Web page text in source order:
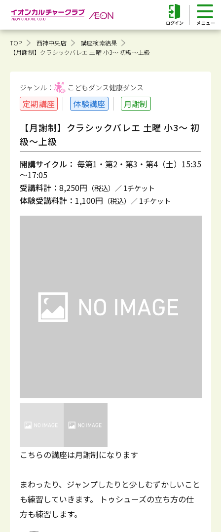
ログイン
TOP 西神中央店
講座検索結果
【月謝制】クラシックバレエ 土曜 小3～ 初級～上級
ジャンル： こどもダンス健康ダンス
定期講座 体験講座 月謝制
【月謝制】クラシックバレエ 土曜 小3～ 初
級～上級
開講サイクル： 毎第1・第2・第3・第4（土）15:35
～17:05
受講料計： 8,250円 （税込）／ 1チケット
体験受講料計： 1,100円 （税込）／ 1チケット
こちらの講座は月謝制になります
まわったり、ジャンプしたりと少しむずかしいこと
も練習していきます。 トゥシューズの立ち方の仕
方も練習します。